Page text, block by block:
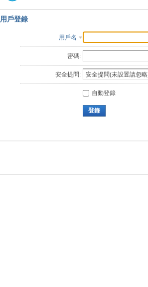
用戶登錄
用戶名
密碼:
安全提問:
自動登錄
登錄